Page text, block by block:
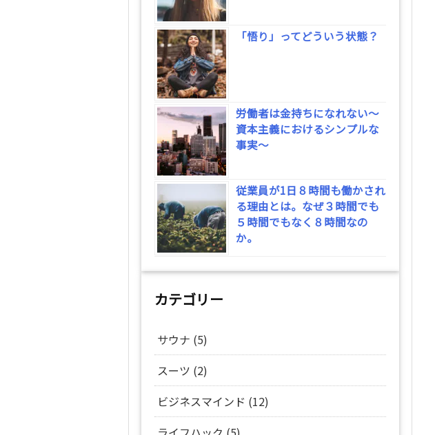
「悟り」ってどういう状態？
労働者は金持ちになれない～
資本主義におけるシンプルな
事実～
従業員が1日８時間も働かされ
る理由とは。なぜ３時間でも
５時間でもなく８時間なの
か。
カテゴリー
サウナ (5)
スーツ (2)
ビジネスマインド (12)